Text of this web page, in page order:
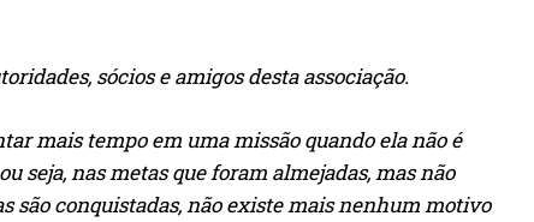
sócios e amigos desta associação.
mais tempo em uma missão quando ela não é
seja, nas metas que foram almejadas, mas não
são conquistadas, não existe mais nenhum motivo